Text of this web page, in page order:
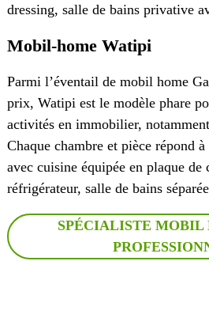
dressing, salle de bains privative
Mobil-home Watipi
Parmi l’éventail de mobil home
prix, Watipi est le modèle phare
activités en immobilier,
Chaque chambre et pièce répond
avec cuisine équipée en plaque de
réfrigérateur, salle de bains
SPÉCIALISTE MOBIL